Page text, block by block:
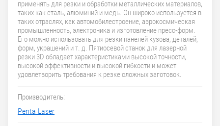
применять для резки и обработки металлических материалов,
таких как сталь, алюминий и медь. Он широко используется в
таких отраслях, как автомобилестроение, аэрокосмическая
промышленность, электроника и изготовление пресс-форм.
Его можно использовать для резки панелей кузова, деталей,
форм, украшений и т. д. Пятиосевой станок для лазерной
резки 3D обладает характеристиками высокой точности,
высокой эффективности и высокой гибкости и может
удовлетворить требования к резке сложных заготовок.
Производитель:
Penta Laser